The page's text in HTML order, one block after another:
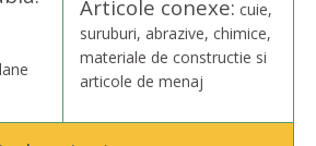
Articole conexe: cuie,
suruburi, abrazive, chimice,
materiale de constructie si
articole de menaj